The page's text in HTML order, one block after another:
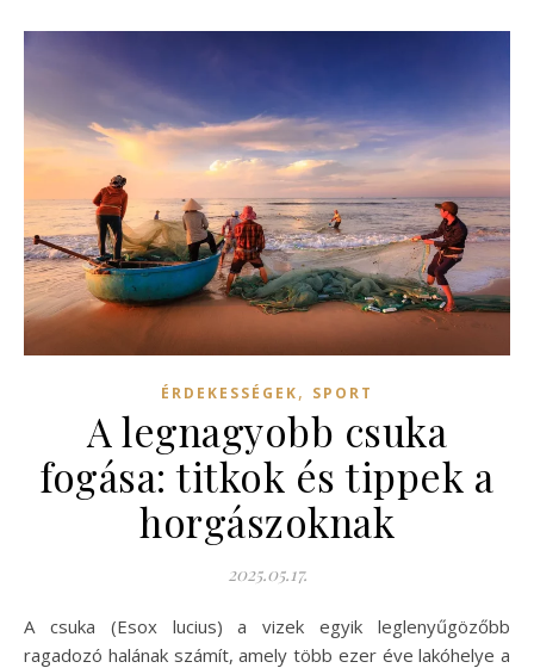
ÉRDEKESSÉGEK, SPORT
A legnagyobb csuka
fogása: titkok és tippek a
horgászoknak
2025.05.17.
A csuka (Esox lucius) a vizek egyik leglenyűgözőbb
ragadozó halának számít, amely több ezer éve lakóhelye a